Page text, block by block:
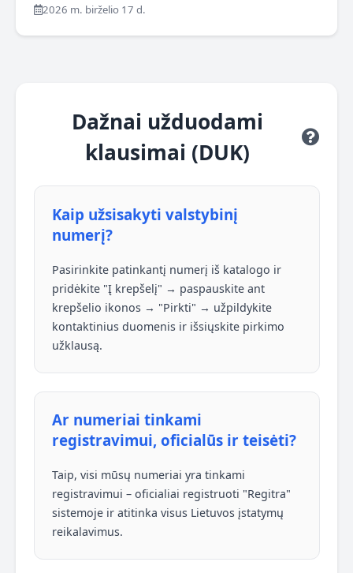
2026 m. birželio 17 d.
Dažnai užduodami
klausimai (DUK)
Kaip užsisakyti valstybinį
numerį?
Pasirinkite patinkantį numerį iš katalogo ir
pridėkite "Į krepšelį" → paspauskite ant
krepšelio ikonos → "Pirkti" → užpildykite
kontaktinius duomenis ir išsiųskite pirkimo
užklausą.
Ar numeriai tinkami
registravimui, oficialūs ir teisėti?
Taip, visi mūsų numeriai yra tinkami
registravimui – oficialiai registruoti "Regitra"
sistemoje ir atitinka visus Lietuvos įstatymų
reikalavimus.